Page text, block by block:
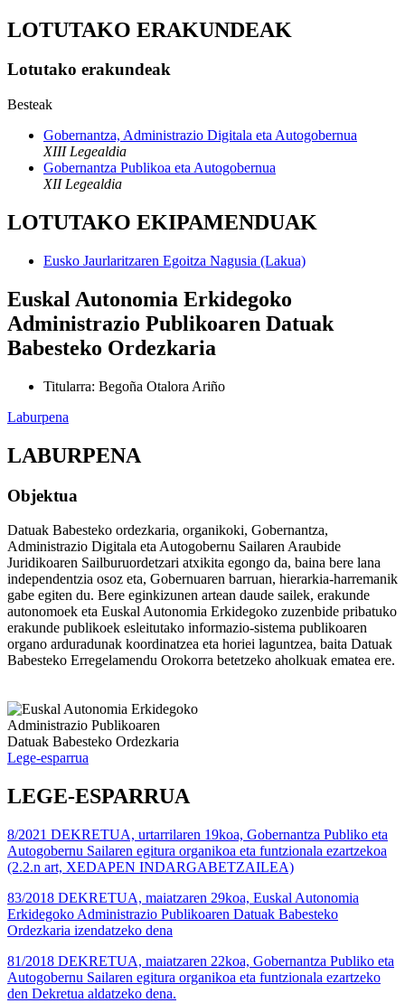
LOTUTAKO ERAKUNDEAK
Lotutako erakundeak
Besteak
Gobernantza, Administrazio Digitala eta Autogobernua
XIII Legealdia
Gobernantza Publikoa eta Autogobernua
XII Legealdia
LOTUTAKO EKIPAMENDUAK
Eusko Jaurlaritzaren Egoitza Nagusia (Lakua)
Euskal Autonomia Erkidegoko
Administrazio Publikoaren Datuak
Babesteko Ordezkaria
Titularra: Begoña Otalora Ariño
Laburpena
LABURPENA
Objektua
Datuak Babesteko ordezkaria, organikoki, Gobernantza,
Administrazio Digitala eta Autogobernu Sailaren Araubide
Juridikoaren Sailburuordetzari atxikita egongo da, baina bere lana
independentzia osoz eta, Gobernuaren barruan, hierarkia-harremanik
gabe egiten du. Bere eginkizunen artean daude sailek, erakunde
autonomoek eta Euskal Autonomia Erkidegoko zuzenbide pribatuko
erakunde publikoek esleitutako informazio-sistema publikoaren
organo arduradunak koordinatzea eta horiei laguntzea, baita Datuak
Babesteko Erregelamendu Orokorra betetzeko aholkuak ematea ere.
Lege-esparrua
LEGE-ESPARRUA
8/2021 DEKRETUA, urtarrilaren 19koa, Gobernantza Publiko eta
Autogobernu Sailaren egitura organikoa eta funtzionala ezartzekoa
(2.2.n art, XEDAPEN INDARGABETZAILEA)
83/2018 DEKRETUA, maiatzaren 29koa, Euskal Autonomia
Erkidegoko Administrazio Publikoaren Datuak Babesteko
Ordezkaria izendatzeko dena
81/2018 DEKRETUA, maiatzaren 22koa, Gobernantza Publiko eta
Autogobernu Sailaren egitura organikoa eta funtzionala ezartzeko
den Dekretua aldatzeko dena.